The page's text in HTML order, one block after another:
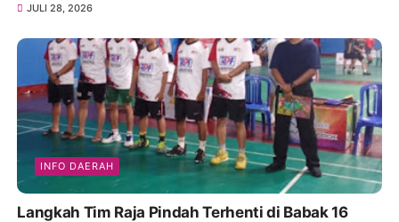
JULI 28, 2026
INFO DAERAH
Langkah Tim Raja Pindah Terhenti di Babak 16